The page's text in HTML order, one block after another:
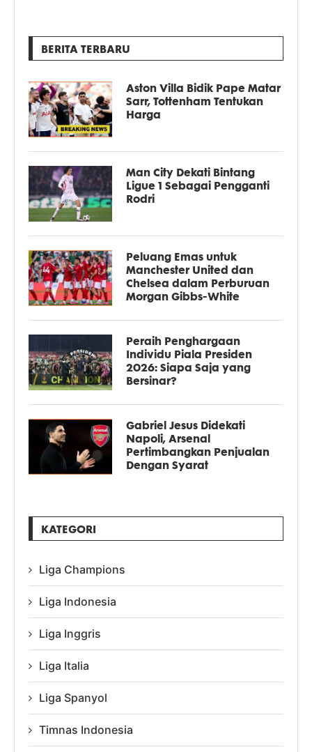
BERITA TERBARU
Aston Villa Bidik Pape Matar
Sarr, Tottenham Tentukan
Harga
Man City Dekati Bintang
Ligue 1 Sebagai Pengganti
Rodri
Peluang Emas untuk
Manchester United dan
Chelsea dalam Perburuan
Morgan Gibbs-White
Peraih Penghargaan
Individu Piala Presiden
2026: Siapa Saja yang
Bersinar?
Gabriel Jesus Didekati
Napoli, Arsenal
Pertimbangkan Penjualan
Dengan Syarat
KATEGORI
Liga Champions
Liga Indonesia
Liga Inggris
Liga Italia
Liga Spanyol
Timnas Indonesia